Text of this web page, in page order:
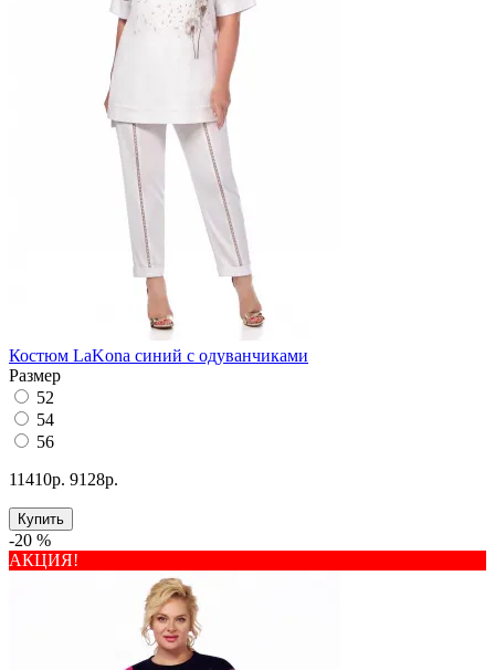
Костюм LaKona синий с одуванчиками
Размер
52
54
56
11410р. 9128р.
Купить
-20 %
АКЦИЯ!